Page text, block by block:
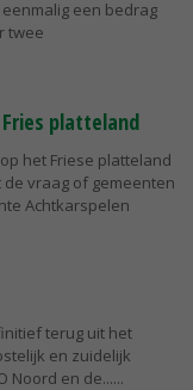
een bedrag
twee
platteland
het Friese platteland
vraag of gemeenten
Achtkarspelen
terug uit het
en zuidelijk
Noord en de...